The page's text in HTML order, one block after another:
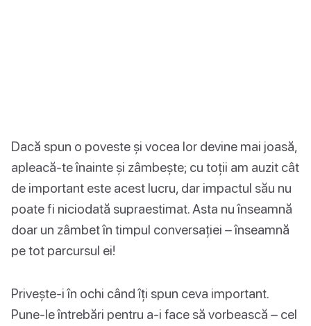
Dacă spun o poveste și vocea lor devine mai joasă,
apleacă-te înainte și zâmbește; cu toții am auzit cât
de important este acest lucru, dar impactul său nu
poate fi niciodată supraestimat. Asta nu înseamnă
doar un zâmbet în timpul conversației – înseamnă
pe tot parcursul ei!
Privește-i în ochi când îți spun ceva important.
Pune-le întrebări pentru a-i face să vorbească – cel